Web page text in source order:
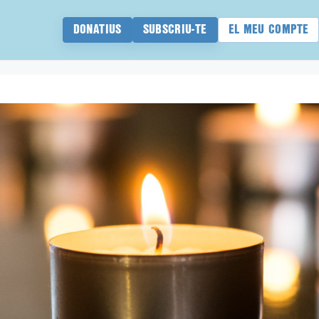
DONATIUS SUBSCRIU-TE EL MEU COMPTE